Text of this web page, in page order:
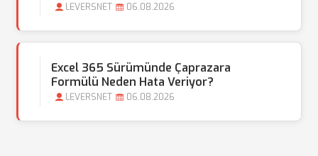
LEVERSNET 06.08.2026
Excel 365 Sürümünde Çaprazara
Formülü Neden Hata Veriyor?
LEVERSNET 06.08.2026